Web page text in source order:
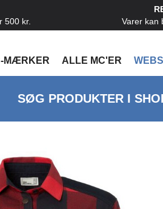
MÆRKER ALLE MC'ER
500 kr.
Varer kan
SØG PRODUKTER I